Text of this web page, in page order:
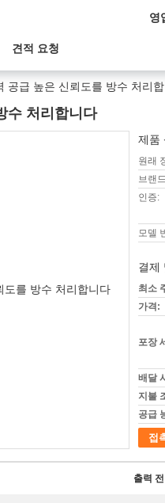
영
견적 요청
공급 높은 신뢰도를 방수 처리
수 처리합니다
제품
원래
브랜
인증:
모델
결제
최소
가격:
포장
배달
지불
공급
접
출력